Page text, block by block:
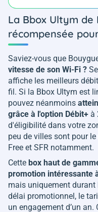
La Bbox Ultym de
récompensée
Saviez-vous que
vitesse de son Wi-Fi ?
affiche les meilleurs
fil. Si la Bbox Ultym est
pouvez néanmoins
grâce à l'option Débit+ à
d'éligibilité dans votre
peu de villes sont pour
Free et SFR notamment.
Cette box haut de
promotion intéressante
mais uniquement durant
délai promotionnel, le
un engagement d’un